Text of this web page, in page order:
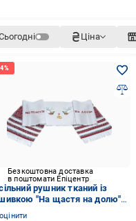
Ціна
Безкоштовна доставка
в поштомати Епіцентр
рушник тканий із
"На щастя на долю"
см (Р113)
оцінити